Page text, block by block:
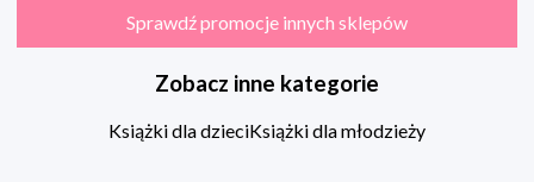
Sprawdź promocje innych sklepów
Zobacz inne kategorie
Książki dla dzieciKsiążki dla młodzieży